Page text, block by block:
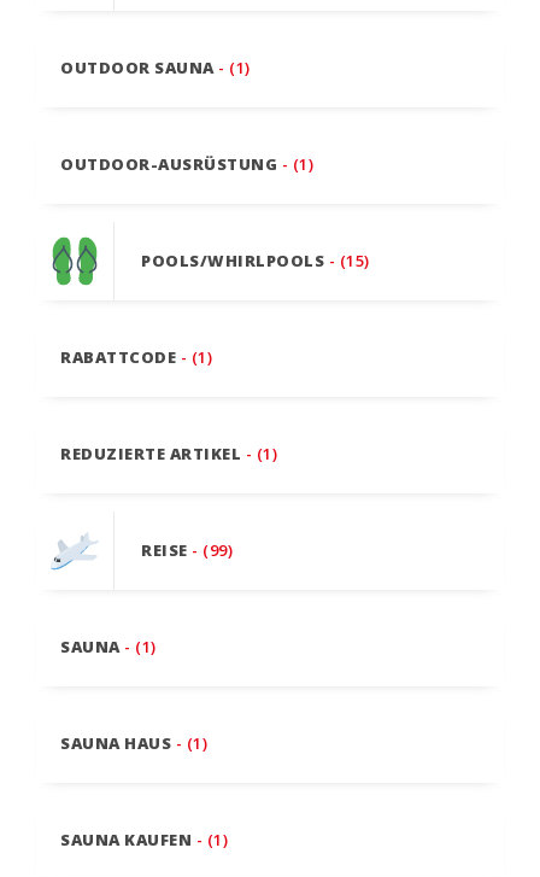
OUTDOOR SAUNA - (1)
OUTDOOR-AUSRÜSTUNG - (1)
POOLS/WHIRLPOOLS - (15)
RABATTCODE - (1)
REDUZIERTE ARTIKEL - (1)
REISE - (99)
SAUNA - (1)
SAUNA HAUS - (1)
SAUNA KAUFEN - (1)